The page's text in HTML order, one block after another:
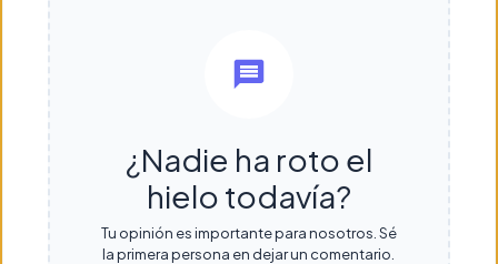
¿Nadie ha roto el
hielo todavía?
Tu opinión es importante para nosotros. Sé
la primera persona en dejar un comentario.